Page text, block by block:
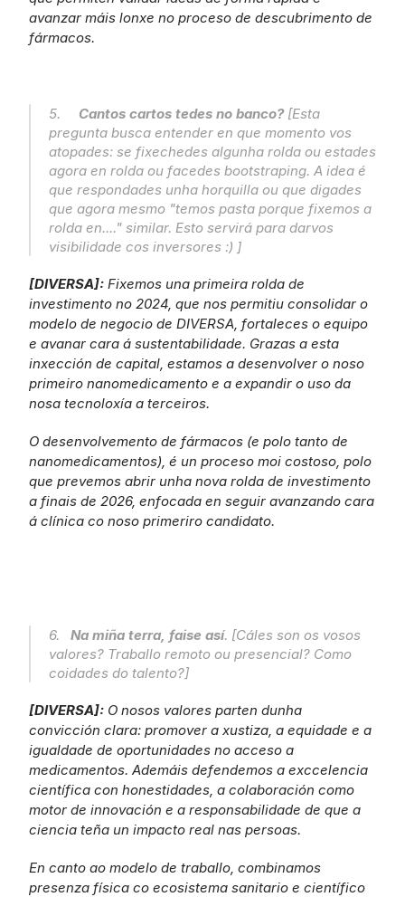
avanzar máis lonxe no proceso de descubrimento de
fármacos.
5. Cantos cartos tedes no banco? [Esta
pregunta busca entender en que momento vos
atopades: se fixechedes algunha rolda ou estades
agora en rolda ou facedes bootstraping. A idea é
que respondades unha horquilla ou que digades
que agora mesmo "temos pasta porque fixemos a
rolda en...." similar. Esto servirá para darvos
visibilidade cos inversores :) ]
[DIVERSA]: Fixemos una primeira rolda de
investimento no 2024, que nos permitiu consolidar o
modelo de negocio de DIVERSA, fortaleces o equipo
e avanar cara á sustentabilidade. Grazas a esta
inxección de capital, estamos a desenvolver o noso
primeiro nanomedicamento e a expandir o uso da
nosa tecnoloxía a terceiros.
O desenvolvemento de fármacos (e polo tanto de
nanomedicamentos), é un proceso moi costoso, polo
que prevemos abrir unha nova rolda de investimento
a finais de 2026, enfocada en seguir avanzando cara
á clínica co noso primeriro candidato.
6. Na miña terra, faise así. [Cáles son os vosos
valores? Traballo remoto ou presencial? Como
coidades do talento?]
[DIVERSA]: O nosos valores parten dunha
convicción clara: promover a xustiza, a equidade e a
igualdade de oportunidades no acceso a
medicamentos. Ademáis defendemos a exccelencia
científica con honestidades, a colaboración como
motor de innovación e a responsabilidade de que a
ciencia teña un impacto real nas persoas.
En canto ao modelo de traballo, combinamos
presenza física co ecosistema sanitario e científico